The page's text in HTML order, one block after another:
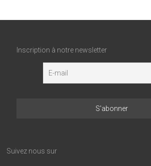
Inscription à notre newsletter
Suivez nous sur